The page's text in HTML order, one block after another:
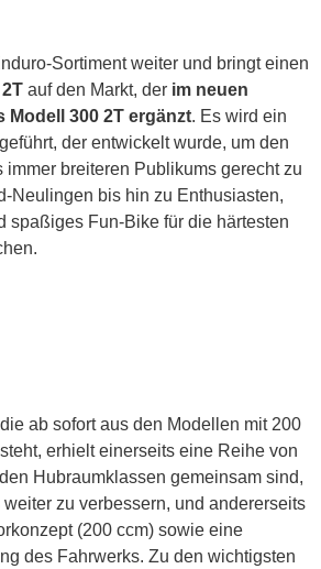
Sortiment weiter und bringt einen
auf den Markt, der im neuen
Modell 300 2T ergänzt. Es wird ein
der entwickelt wurde, um den
breiteren Publikums gerecht zu
Neulingen bis hin zu Enthusiasten,
spaßiges Fun-Bike für die härtesten
ab sofort aus den Modellen mit 200
erhielt einerseits eine Reihe von
Hubraumklassen gemeinsam sind,
zu verbessern, und andererseits
(200 ccm) sowie eine
des Fahrwerks. Zu den wichtigsten